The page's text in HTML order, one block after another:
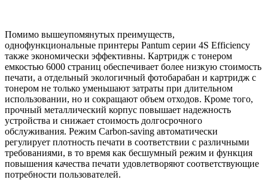
Помимо вышеупомянутых преимуществ,
однофункциональные принтеры Pantum серии 4S Efficiency
также экономически эффективны. Картридж с тонером
емкостью 6000 страниц обеспечивает более низкую стоимость
печати, а отдельный экологичный фотобарабан и картридж с
тонером не только уменьшают затраты при длительном
использовании, но и сокращают объем отходов. Кроме того,
прочный металлический корпус повышает надежность
устройства и снижает стоимость долгосрочного
обслуживания. Режим Carbon-saving автоматически
регулирует плотность печати в соответствии с различными
требованиями, в то время как бесшумный режим и функция
повышения качества печати удовлетворяют соответствующие
потребности пользователей.